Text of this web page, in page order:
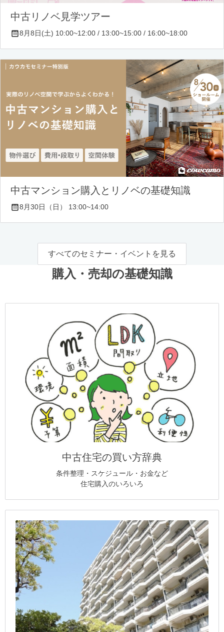
中古リノベ見学ツアー
8月8日(土) 10:00~12:00 / 13:00~15:00 / 16:00~18:00
中古マンション購入とリノベの基礎知識
8月30日（日） 13:00~14:00
すべてのセミナー・イベントを見る
購入・売却の基礎知識
中古住宅の買い方辞典
条件整理・スケジュール・お金など
住宅購入のいろいろ